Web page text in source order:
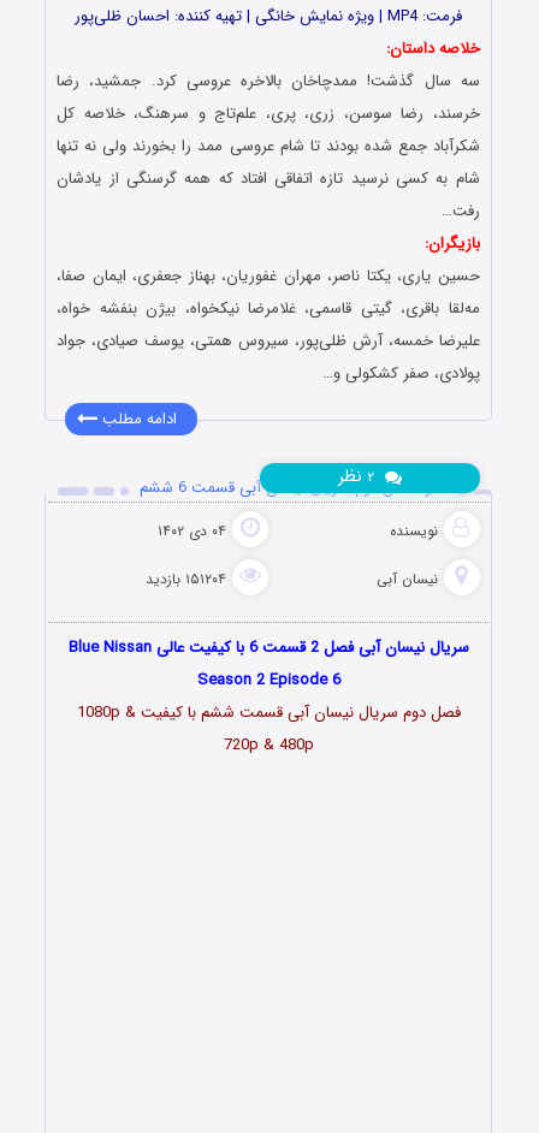
فرمت: MP4 | ویژه نمایش خانگی | تهیه کننده: احسان ظلی‌پور
خلاصه داستان:
سه سال گذشت! ممدچاخان بالاخره عروسی کرد. جمشید، رضا
خرسند، رضا سوسن، زری، پری، علم‌تاج و سرهنگ، خلاصه کل
شکرآباد جمع شده بودند تا شام عروسی ممد را بخورند ولی نه تنها
شام به کسی نرسید تازه اتفاقی افتاد که همه گرسنگی از یادشان
رفت…
بازیگران:
حسین یاری، یکتا ناصر، مهران غفوریان، بهناز جعفری، ایمان صفا،
مه‌لقا باقری، گیتی قاسمی، غلامرضا نیکخواه، بیژن بنفشه خواه،
علیرضا خمسه، آرش ظلی‌پور، سیروس همتی، یوسف صیادی، جواد
پولادی، صفر کشکولی و…
ادامه مطلب
دانلود فصل دوم سریال نیسان آبی قسمت 6 ششم
نویسنده ۰۴ دی ۱۴۰۲
نیسان آبی ۱۵۱۲۰۴ بازدید
۲ نظر
سریال نیسان آبی فصل 2 قسمت 6 با کیفیت عالی Blue Nissan
Season 2 Episode 6
فصل دوم سریال نیسان آبی قسمت ششم
با کیفیت 1080p &
720p & 480p